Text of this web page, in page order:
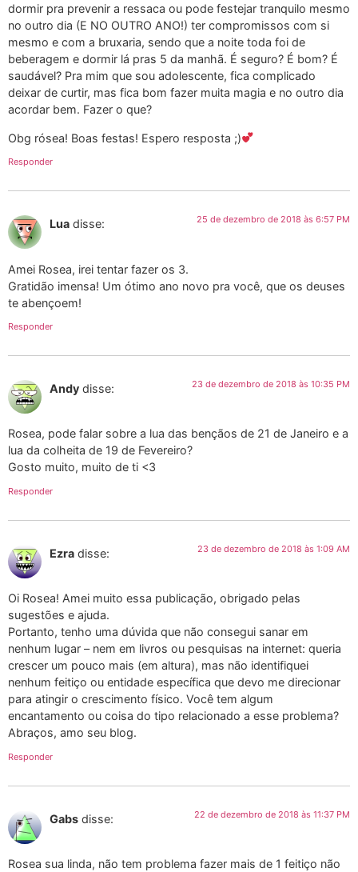
dormir pra prevenir a ressaca ou pode festejar tranquilo mesmo
no outro dia (E NO OUTRO ANO!) ter compromissos com si
mesmo e com a bruxaria, sendo que a noite toda foi de
beberagem e dormir lá pras 5 da manhã. É seguro? É bom? É
saudável? Pra mim que sou adolescente, fica complicado
deixar de curtir, mas fica bom fazer muita magia e no outro dia
acordar bem. Fazer o que?
Obg rósea! Boas festas! Espero resposta ;)
Responder
Lua disse: 25 de dezembro de 2018 às 6:57 PM
Amei Rosea, irei tentar fazer os 3.
Gratidão imensa! Um ótimo ano novo pra você, que os deuses
te abençoem!
Responder
Andy disse: 23 de dezembro de 2018 às 10:35 PM
Rosea, pode falar sobre a lua das bençãos de 21 de Janeiro e a
lua da colheita de 19 de Fevereiro?
Gosto muito, muito de ti <3
Responder
Ezra disse: 23 de dezembro de 2018 às 1:09 AM
Oi Rosea! Amei muito essa publicação, obrigado pelas
sugestões e ajuda.
Portanto, tenho uma dúvida que não consegui sanar em
nenhum lugar – nem em livros ou pesquisas na internet: queria
crescer um pouco mais (em altura), mas não identifiquei
nenhum feitiço ou entidade específica que devo me direcionar
para atingir o crescimento físico. Você tem algum
encantamento ou coisa do tipo relacionado a esse problema?
Abraços, amo seu blog.
Responder
Gabs disse: 22 de dezembro de 2018 às 11:37 PM
Rosea sua linda, não tem problema fazer mais de 1 feitiço não